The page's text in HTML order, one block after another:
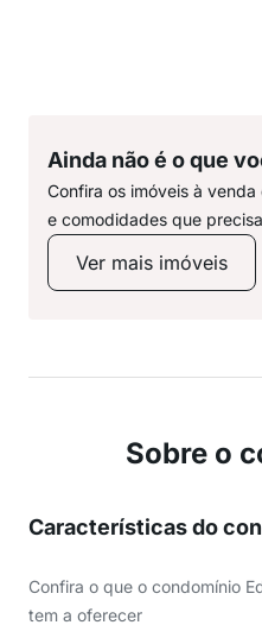
Ainda não é o que
Confira os imóveis à
e comodidades que
Ver mais imóveis
Sobre o
Características do
Confira o que o condomínio
tem a oferecer